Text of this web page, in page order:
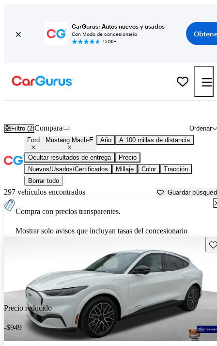
CarGurus: Autos nuevos y usados
Con Modo de concesionario
150K+
Filtro (2) Ordenar
Compara
Ford Mustang Mach-E Año A 100 millas de distancia
Ocultar resultados de entrega
Precio
Nuevos/Usados/Certificados
Millaje Color
Tracción
Borrar todo
297 vehículos encontrados Guardar
Compra con precios transparentes.
Mostrar solo avisos que incluyan tasas del concesionario
Precio reducido
-$949